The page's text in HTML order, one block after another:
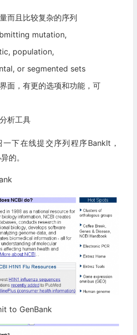
而且比较复杂的序列
mutation,
population,
or segmented sets
面，有更的选项和功能，可
析工具
下在线提交序列程序BankIt，
的。
to GenBank